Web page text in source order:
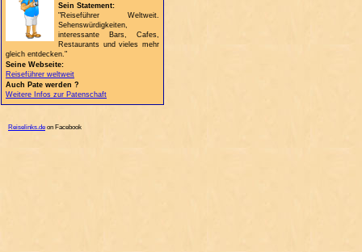
Sein Statement:
"Reiseführer Weltweit.
Sehenswürdigkeiten,
interessante Bars, Cafes,
Restaurants und vieles mehr
gleich entdecken."
Seine Webseite:
Reiseführer weltweit
Auch Pate werden ?
Weitere Infos zur Patenschaft
Reiselinks.de on Facebook